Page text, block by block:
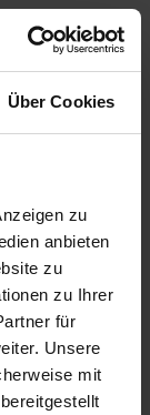
Über Cookies
zu
anbieten
zu
zu Ihrer
für
Unsere
mit